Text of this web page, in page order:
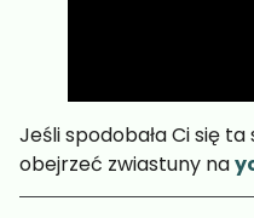
Jeśli spodobała Ci się
obejrzeć zwiastuny na